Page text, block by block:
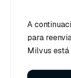
A
para
Milvus está